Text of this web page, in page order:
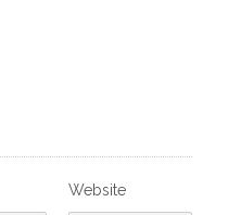
Website